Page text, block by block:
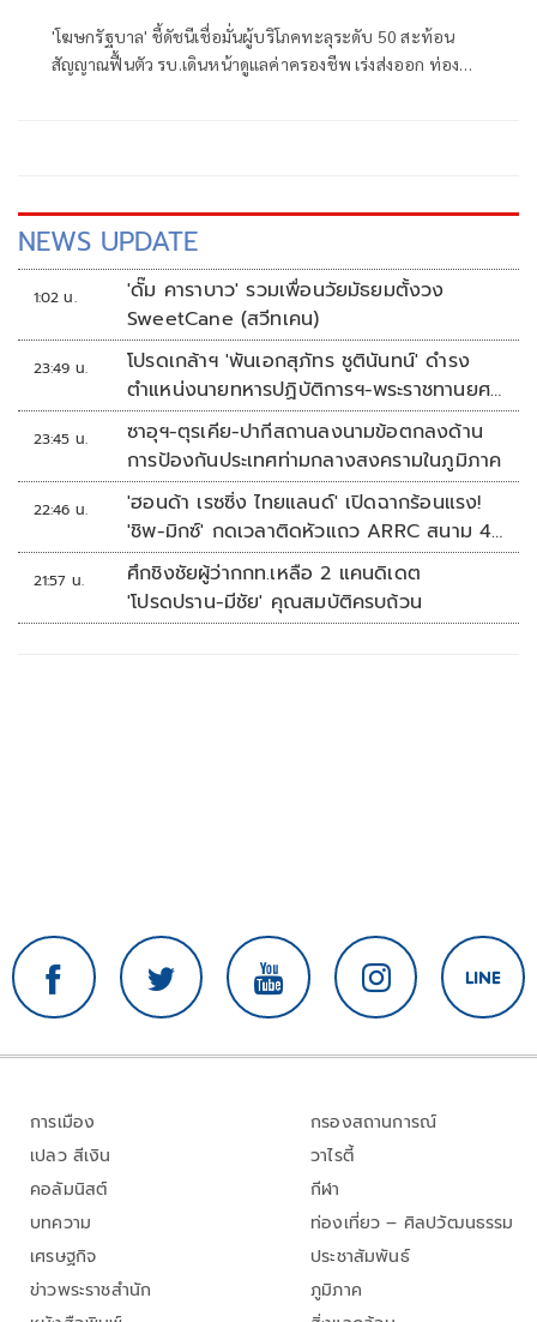
'โฆษกรัฐบาล' ชี้ดัชนีเชื่อมั่นผู้บริโภคทะลุระดับ 50 สะท้อน
สัญญาณฟื้นตัว รบ.เดินหน้าดูแลค่าครองชีพ เร่งส่งออก ท่อง
NEWS UPDATE
1:02 น.
'ดั๊ม คาราบาว' รวมเพื่อนวัยมัธยมตั้งวง
SweetCane (สวีทเคน)
23:49 น.
โปรดเกล้าฯ 'พันเอกสุภัทร ชูตินันทน์' ดำรง
ตำแหน่งนายทหารปฏิบัติการฯ-พระราชทานยศ
'พลตรี'
23:45 น.
ซาอุฯ-ตุรเคีย-ปากีสถานลงนามข้อตกลงด้าน
การป้องกันประเทศท่ามกลางสงครามในภูมิภาค
22:46 น.
'ฮอนด้า เรซซิ่ง ไทยแลนด์' เปิดฉากร้อนแรง!
'ชิพ-มิกซ์' กดเวลาติดหัวแถว ARRC สนาม 4
ที่มัลดาลิกา
21:57 น.
ศึกชิงชัยผู้ว่ากกท.เหลือ 2 แคนดิเดต
'โปรดปราน-มีชัย' คุณสมบัติครบถ้วน
การเมือง
เปลว สีเงิน
คอลัมนิสต์
บทความ
เศรษฐกิจ
ข่าวพระราชสำนัก
กรองสถานการณ์
วาไรตี้
กีฬา
ท่องเที่ยว – ศิลปวัฒนธรรม
ประชาสัมพันธ์
ภูมิภาค